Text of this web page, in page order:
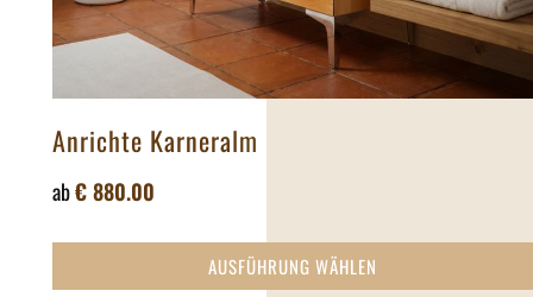
Anrichte Karneralm
ab€ 880.00
AUSFÜHRUNG WÄHLEN